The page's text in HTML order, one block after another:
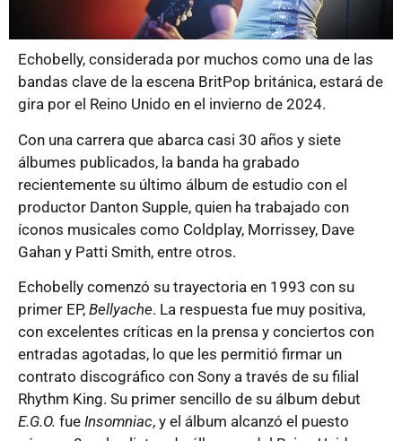
Echobelly, considerada por muchos como una de las
bandas clave de la escena BritPop británica, estará de
gira por el Reino Unido en el invierno de 2024.
Con una carrera que abarca casi 30 años y siete
álbumes publicados, la banda ha grabado
recientemente su último álbum de estudio con el
productor Danton Supple, quien ha trabajado con
íconos musicales como Coldplay, Morrissey, Dave
Gahan y Patti Smith, entre otros.
Echobelly comenzó su trayectoria en 1993 con su
primer EP, Bellyache. La respuesta fue muy positiva,
con excelentes críticas en la prensa y conciertos con
entradas agotadas, lo que les permitió firmar un
contrato discográfico con Sony a través de su filial
Rhythm King. Su primer sencillo de su álbum debut
E.G.O. fue Insomniac, y el álbum alcanzó el puesto